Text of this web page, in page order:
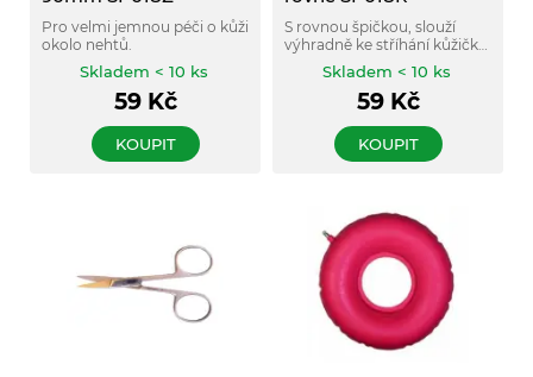
Pro velmi jemnou péči o kůži
okolo nehtů.
Skladem < 10 ks
59Kč
KOUPIT
S rovnou špičkou, slouží
výhradně ke stříhání kůžičky
okolo nehtů nebo velmi
slabých (dětských) nehtů.
Skladem < 10 ks
59Kč
KOUPIT